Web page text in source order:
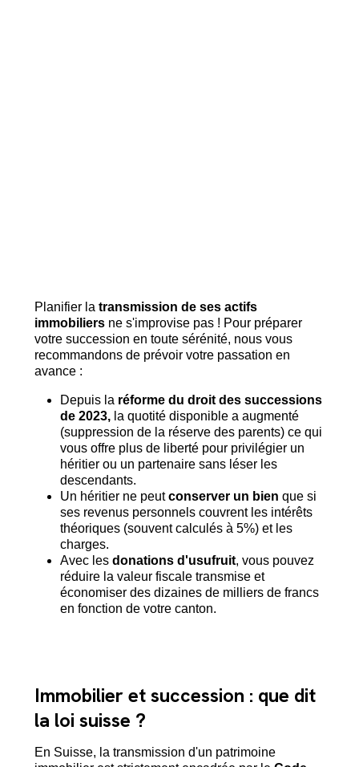
Planifier la transmission de ses actifs
immobiliersne s'improvise pas ! Pour préparer
votre succession en toute sérénité, nous vous
recommandons de prévoir votre passation en
avance :
Depuis la réforme du droit des successions
de 2023,la quotité disponible a augmenté
(suppression de la réserve des parents) ce qui
vous offre plus de liberté pour privilégier un
héritier ou un partenaire sans léser les
descendants.
Un héritier ne peutconserver un bien que si
ses revenus personnels couvrent les intérêts
théoriques (souvent calculés à 5%) et les
charges.
Avec lesdonations d'usufruit, vous pouvez
réduire la valeur fiscale transmise et
économiser des dizaines de milliers de francs
en fonction de votre canton.
Immobilier et succession : que dit
la loi suisse ?
En Suisse, la transmission d'un patrimoine